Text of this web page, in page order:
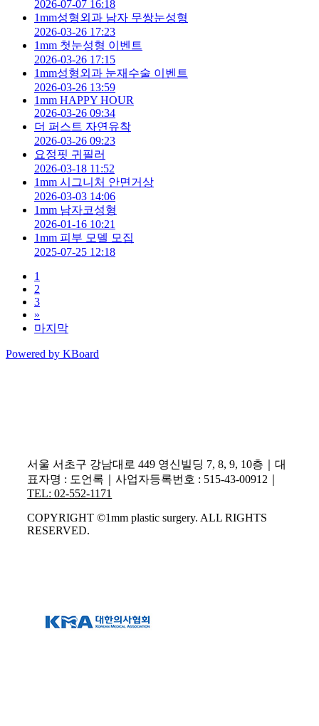
2026-07-07 16:18
1mm성형외과 남자 무쌍눈성형
2026-03-26 17:23
1mm 첫눈성형 이벤트
2026-03-26 17:15
1mm성형외과 눈재수술 이벤트
2026-03-26 13:59
1mm HAPPY HOUR
2026-03-26 09:34
더 퍼스트 자연유착
2026-03-26 09:23
요정핏 귀필러
2026-03-18 11:52
1mm 시그니처 안면거상
2026-03-03 14:06
1mm 남자코성형
2026-01-16 10:21
1mm 피부 모델 모집
2025-07-25 12:18
1
2
3
»
마지막
Powered by KBoard
서울 서초구 강남대로 449 영신빌딩 7, 8, 9, 10층｜대
표자명 : 도언록｜사업자등록번호 : 515-43-00912｜
TEL: 02-552-1171
COPYRIGHT ©1mm plastic surgery. ALL RIGHTS
RESERVED.